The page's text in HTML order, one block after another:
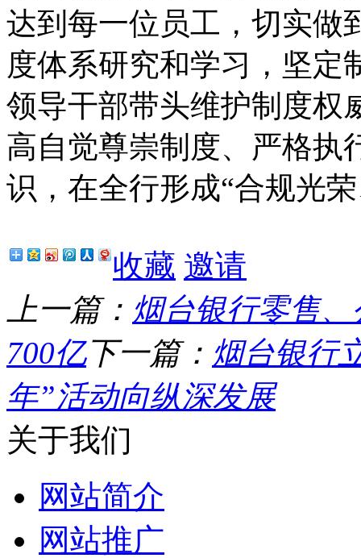
达到每一位员工，切实做
度体系研究和学习，坚定
领导干部带头维护制度权
高自觉尊崇制度、严格执
识，在全行形成“合规光
收藏 邀请
上一篇： 烟台银行零售
700亿下一篇： 烟台银行
年”活动向纵深发展
关于我们
网站简介
网站推广